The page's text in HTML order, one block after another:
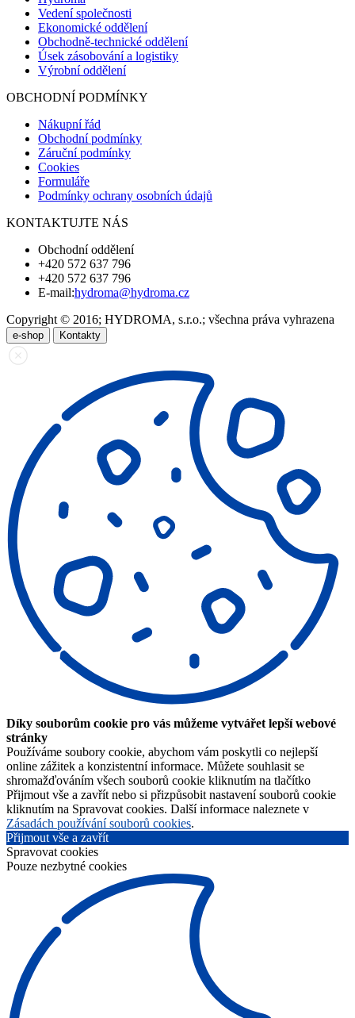
Vedení společnosti
Ekonomické oddělení
Obchodně-technické oddělení
Úsek zásobování a logistiky
Výrobní oddělení
OBCHODNÍ PODMÍNKY
Nákupní řád
Obchodní podmínky
Záruční podmínky
Cookies
Formuláře
Podmínky ochrany osobních údajů
KONTAKTUJTE NÁS
Obchodní oddělení
+420 572 637 796
+420 572 637 796
E-mail:hydroma@hydroma.cz
Copyright © 2016; HYDROMA, s.r.o.; všechna práva vyhrazena
e-shop Kontakty
Díky souborům cookie pro vás můžeme vytvářet lepší webové
stránky
Používáme soubory cookie, abychom vám poskytli co nejlepší
online zážitek a konzistentní informace. Můžete souhlasit se
shromažďováním všech souborů cookie kliknutím na tlačítko
Přijmout vše a zavřít nebo si přizpůsobit nastavení souborů cookie
kliknutím na Spravovat cookies. Další informace naleznete v
Zásadách používání souborů cookies.
Přijmout vše a zavřít
Spravovat cookies
Pouze nezbytné cookies